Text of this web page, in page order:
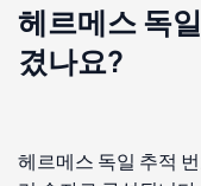
헤르메스 독
겼나요?
헤르메스 독일 추적